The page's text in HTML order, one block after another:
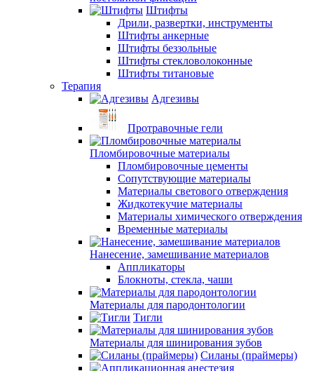
Штифты
Дрили, развертки, инструменты
Штифты анкерные
Штифты беззольные
Штифты стекловолоконные
Штифты титановые
Терапия
Адгезивы
Протравочные гели
Пломбировочные материалы
Пломбировочные цементы
Сопутствующие материалы
Материалы светового отверждения
Жидкотекучие материалы
Материалы химического отверждения
Временные материалы
Нанесение, замешивание материалов
Аппликаторы
Блокноты, стекла, чаши
Материалы для пародонтологии
Тигли
Материалы для шинирования зубов
Силаны (праймеры)